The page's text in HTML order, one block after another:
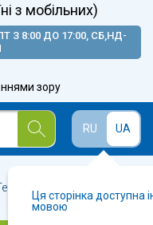
з мобільних)
З 8:00 ДО 17:00, СБ,НД-
зору
RU UA
Ця сторінка доступна
мовою
🩺